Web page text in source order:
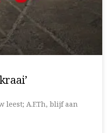
leest; A.F.Th, blijf aan